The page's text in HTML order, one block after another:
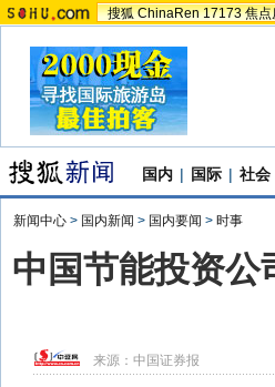
搜狐 ChinaRen 17173 焦点
国内 | 国际 | 社会
新闻中心 > 国内新闻 > 国内要闻 > 时事
中国节能投资
来源： 中国证券报